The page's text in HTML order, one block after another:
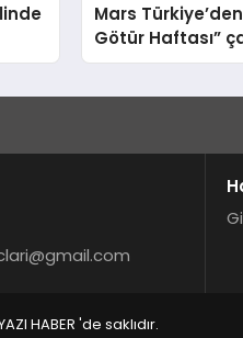
Mars
Götür Haftası”
HABER 'de saklıdır.